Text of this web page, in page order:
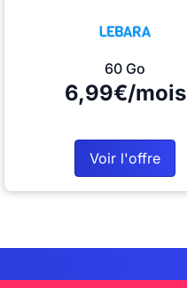
60 Go
6,99€/mois
Voir l'offre